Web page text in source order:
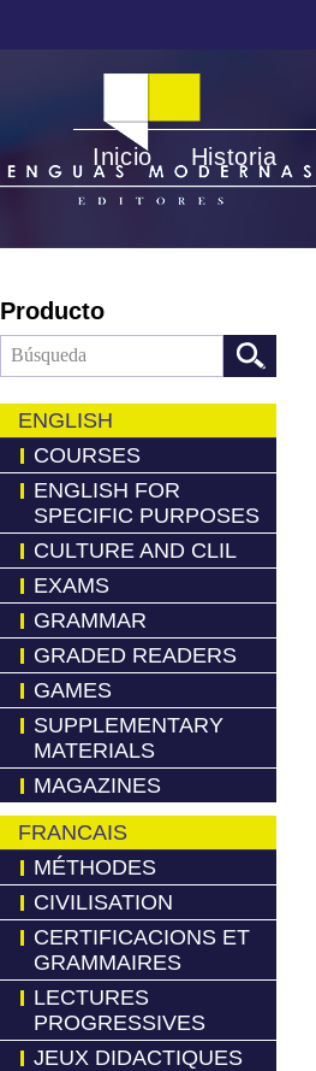
Inicio Historia
Producto
ENGLISH
COURSES
ENGLISH FOR
SPECIFIC PURPOSES
CULTURE AND CLIL
EXAMS
GRAMMAR
GRADED READERS
GAMES
SUPPLEMENTARY
MATERIALS
MAGAZINES
FRANCAIS
MÉTHODES
CIVILISATION
CERTIFICACIONS ET
GRAMMAIRES
LECTURES
PROGRESSIVES
JEUX DIDACTIQUES